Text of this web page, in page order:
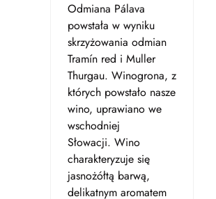
Odmiana Pálava
powstała w wyniku
skrzyżowania odmian
Tramín red i Muller
Thurgau. Winogrona, z
których powstało nasze
wino, uprawiano we
wschodniej
Słowacji. Wino
charakteryzuje się
jasnożółtą barwą,
delikatnym aromatem